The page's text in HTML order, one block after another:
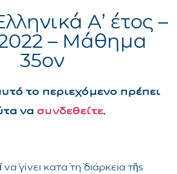
Α’ έτος –
2022 – Μάθημα
35ον
το περιεχόμενο πρέπει
να συνδεθείτε.
γίνει κατὰ τὴ διάρκεια τῆς